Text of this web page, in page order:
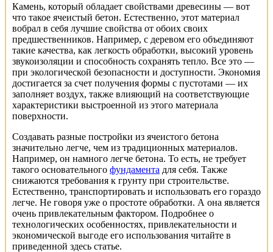
Камень, который обладает свойствами древесины — вот
что такое ячеистый бетон. Естественно, этот материал
вобрал в себя лучшие свойства от обоих своих
предшественников. Например, с деревом его объединяют
такие качества, как легкость обработки, высокий уровень
звукоизоляции и способность сохранять тепло. Все это —
при экологической безопасности и доступности. Экономия
достигается за счет получения формы с пустотами — их
заполняет воздух, также влияющий на соответствующие
характеристики выстроенной из этого материала
поверхности.
Создавать разные постройки из ячеистого бетона
значительно легче, чем из традиционных материалов.
Например, он намного легче бетона. То есть, не требует
такого основательного фундамента для себя. Также
снижаются требования к грунту при строительстве.
Естественно, транспортировать и использовать его гораздо
легче. Не говоря уже о простоте обработки. А она является
очень привлекательным фактором. Подробнее о
технологических особенностях, привлекательности и
экономической выгоде его использования читайте в
приведенной здесь статье.